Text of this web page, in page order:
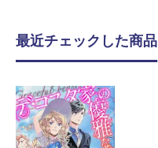
最近チェックした商品